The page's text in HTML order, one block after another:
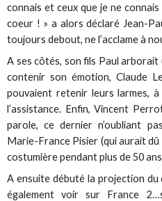
connais et ceux que je ne
coeur ! » a alors déclaré Jean-
toujours debout, ne l’acclame à
A ses côtés, son fils Paul
contenir son émotion, Claude
pouvaient retenir leurs larmes, à
l’assistance. Enfin, Vincent
parole, ce dernier n’oubliant
Marie-France Pisier (qui aurait
costumière pendant plus de 50
A ensuite débuté la projection du
également voir sur France